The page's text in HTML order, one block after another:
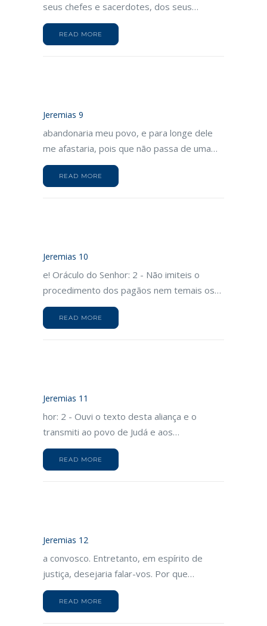
seus chefes e sacerdotes, dos seus…
READ MORE
Jeremias 9
abandonaria meu povo, e para longe dele
me afastaria, pois que não passa de uma…
READ MORE
Jeremias 10
e! Oráculo do Senhor: 2 - Não imiteis o
procedimento dos pagãos nem temais os…
READ MORE
Jeremias 11
hor: 2 - Ouvi o texto desta aliança e o
transmiti ao povo de Judá e aos…
READ MORE
Jeremias 12
a convosco. Entretanto, em espírito de
justiça, desejaria falar-vos. Por que…
READ MORE